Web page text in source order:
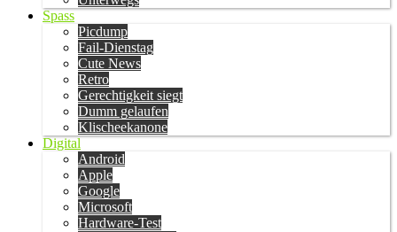
Spass
Picdump
Fail-Dienstag
Cute News
Retro
Gerechtigkeit siegt
Dumm gelaufen
Klischeekanone
Digital
Android
Apple
Google
Microsoft
Hardware-Test